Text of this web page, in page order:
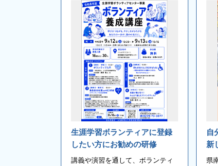
生涯学習ボランティアに登録
したい方にお勧めの研修
講義や演習を通して、ボランティ
自
新
県